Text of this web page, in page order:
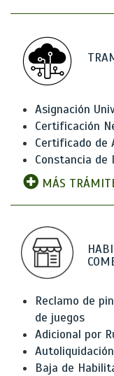
Asignación
Certificación
Certificado de
Constancia de
MÁS
Reclamo de
de juegos
Adicional por
Baja de